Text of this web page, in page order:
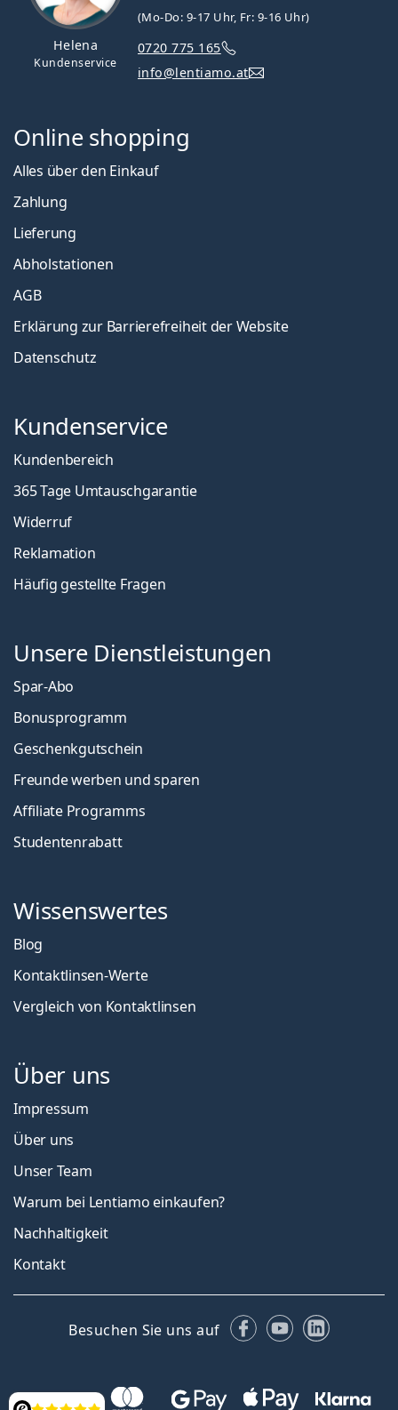
Helena
Kundenservice
(Mo-Do: 9-17 Uhr, Fr: 9-16 Uhr)
0720 775 165
info@lentiamo.at
Online shopping
Alles über den Einkauf
Zahlung
Lieferung
Abholstationen
AGB
Erklärung zur Barrierefreiheit der Website
Datenschutz
Kundenservice
Kundenbereich
365 Tage Umtauschgarantie
Widerruf
Reklamation
Häufig gestellte Fragen
Unsere Dienstleistungen
Spar-Abo
Bonusprogramm
Geschenkgutschein
Freunde werben und sparen
Affiliate Programms
Studentenrabatt
Wissenswertes
Blog
Kontaktlinsen-Werte
Vergleich von Kontaktlinsen
Über uns
Impressum
Über uns
Unser Team
Warum bei Lentiamo einkaufen?
Nachhaltigkeit
Kontakt
Besuchen Sie uns auf Facebook
YouTubeLinkedIn